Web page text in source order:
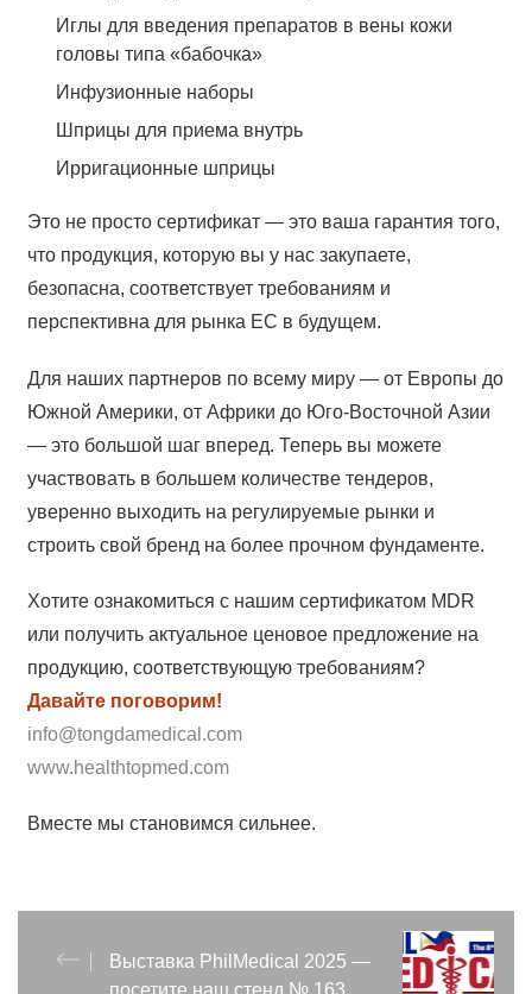
Иглы для введения препаратов в вены кожи
головы типа «бабочка»
Инфузионные наборы
Шприцы для приема внутрь
Ирригационные шприцы
Это не просто сертификат — это ваша гарантия того,
что продукция, которую вы у нас закупаете,
безопасна, соответствует требованиям и
перспективна для рынка ЕС в будущем.
Для наших партнеров по всему миру — от Европы до
Южной Америки, от Африки до Юго-Восточной Азии
— это большой шаг вперед. Теперь вы можете
участвовать в большем количестве тендеров,
уверенно выходить на регулируемые рынки и
строить свой бренд на более прочном фундаменте.
Хотите ознакомиться с нашим сертификатом MDR
или получить актуальное ценовое предложение на
продукцию, соответствующую требованиям?
Давайте поговорим!
info@tongdamedical.com
www.healthtopmed.com
Вместе мы становимся сильнее.
Выставка PhilMedical 2025 —
посетите наш стенд № 163.